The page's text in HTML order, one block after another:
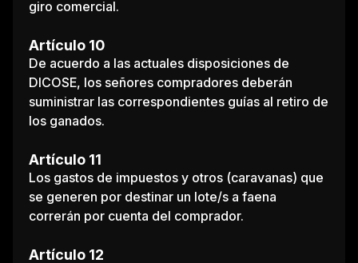
giro comercial.
Artículo 10
De acuerdo a las actuales disposiciones de
DICOSE, los señores compradores deberán
suministrar las correspondientes guías al retiro de
los ganados.
Artículo 11
Los gastos de impuestos y otros (caravanas) que
se generen por destinar un lote/s a faena
correrán por cuenta del comprador.
Artículo 12